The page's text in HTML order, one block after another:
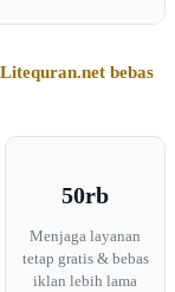
bebas
50rb
Menjaga layanan
tetap gratis & bebas
iklan lebih lama